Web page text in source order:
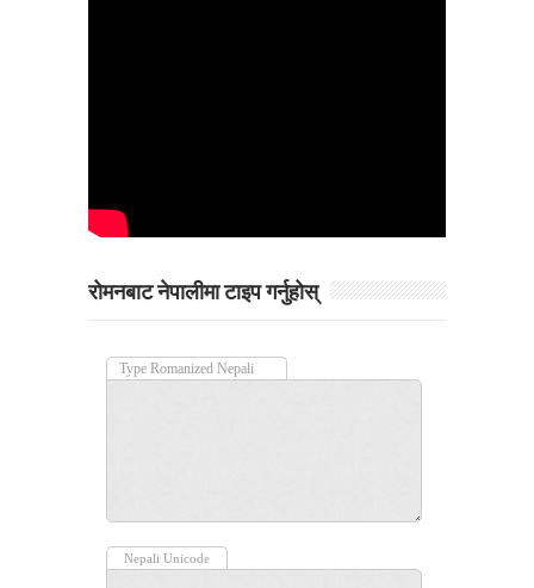
रोमनबाट नेपालीमा टाइप गर्नुहोस्